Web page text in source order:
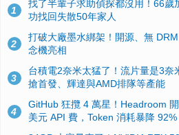
1
找了半輩子求助偵探都沒用！66歲
功找回失散50年家人
2
打破大廠墨水綁架！開源、無
念機亮相
3
台積電2奈米太猛了！流片量是3
搶首發、輝達與AMD排隊等產能
4
GitHub 狂攬 4 萬星！Headroom
美元 API 費，Token 消耗暴降 92%